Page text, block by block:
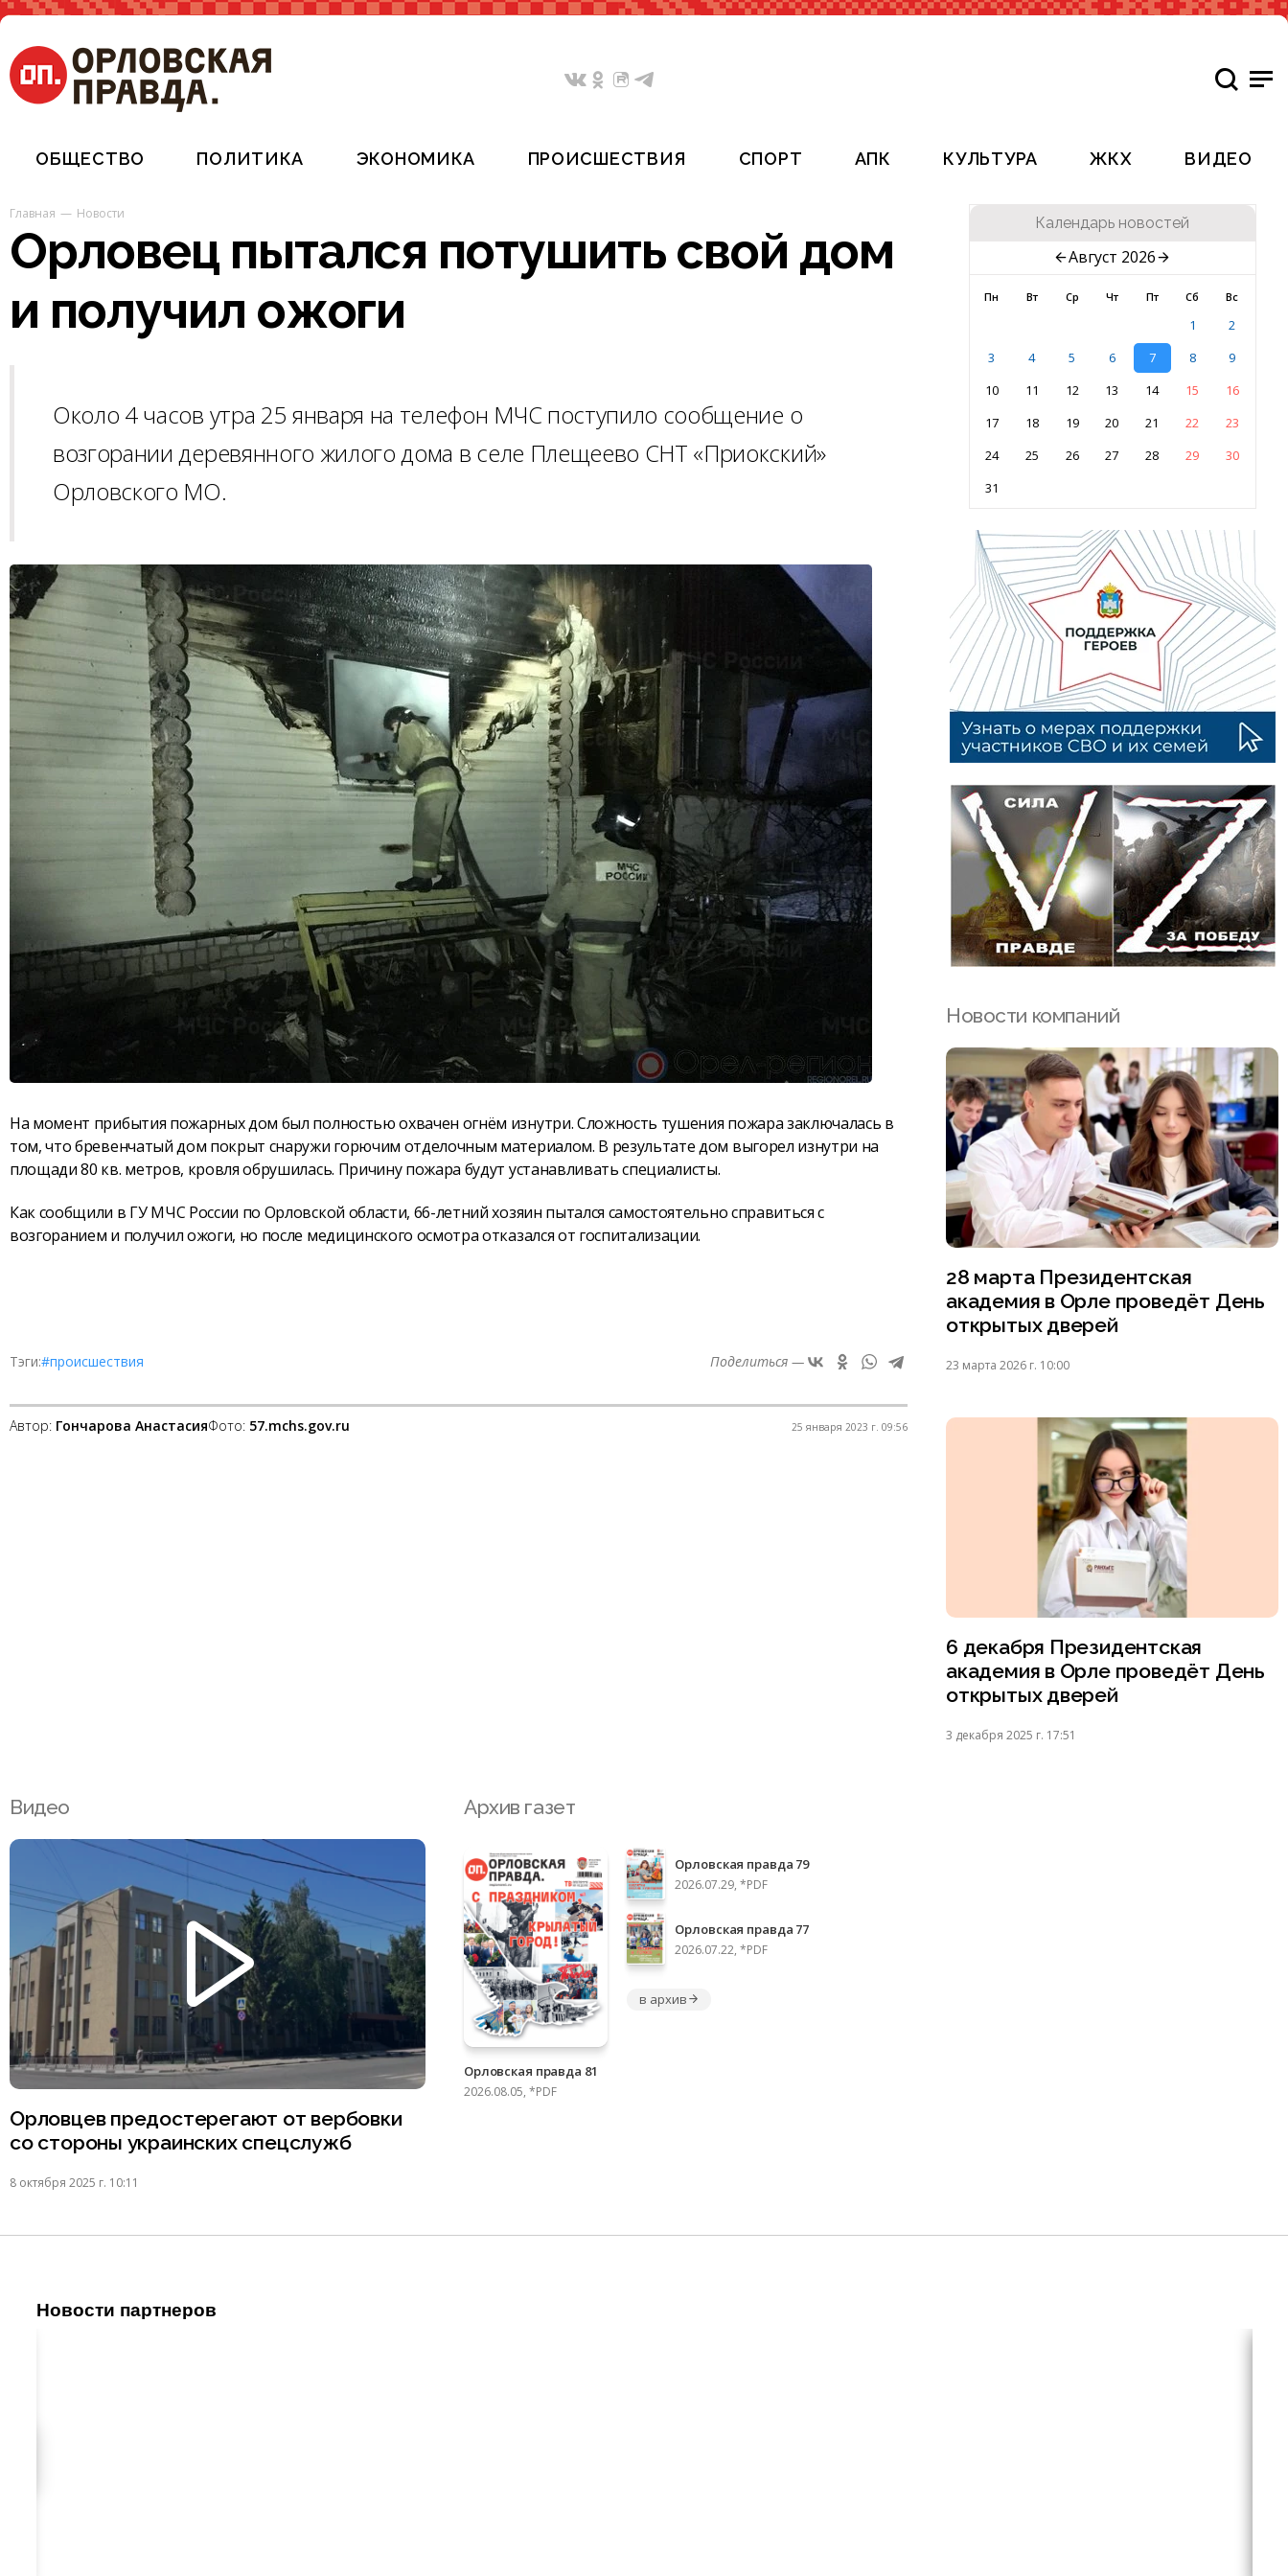
ОБЩЕСТВО ПОЛИТИКА ЭКОНОМИКА ПРОИСШЕСТВИЯ СПОРТ АПК КУЛЬТУРА ЖКХ ВИДЕО
Главная Новости
Орловец пытался потушить свой дом
и получил ожоги
Около 4 часов утра 25 января на телефон МЧС поступило сообщение о
возгорании деревянного жилого дома в селе Плещеево СНТ «Приокский»
Орловского МО.
На момент прибытия пожарных дом был полностью охвачен огнём изнутри. Сложность тушения пожара заключалась в
том, что бревенчатый дом покрыт снаружи горючим отделочным материалом. В результате дом выгорел изнутри на
площади 80 кв. метров, кровля обрушилась. Причину пожара будут устанавливать специалисты.
Как сообщили в ГУ МЧС России по Орловской области, 66-летний хозяин пытался самостоятельно справиться с
возгоранием и получил ожоги, но после медицинского осмотра отказался от госпитализации.
Тэги:#происшествия Поделиться —
Автор: Гончарова АнастасияФото: 57.mchs.gov.ru 25 января 2023 г. 09:56
Календарь новостей
Август 2026
Пн Вт Ср Чт Пт Сб Вс
1
2
3
4 5 6 7 8
9
10
11 12 13 14 15
16
17
18 19 20 21 22
23
24
25 26 27 28 29
30
31
Новости компаний
28 марта Президентская
академия в Орле проведёт День
открытых дверей
23 марта 2026 г. 10:00
6 декабря Президентская
академия в Орле проведёт День
открытых дверей
3 декабря 2025 г. 17:51
Видео
Орловцев предостерегают от вербовки
со стороны украинских спецслужб
8 октября 2025 г. 10:11
Архив газет
Орловская правда 81
2026.08.05, *PDF
Орловская правда 79
2026.07.29, *PDF
Орловская правда 77
2026.07.22, *PDF
в архив
Новости партнеров